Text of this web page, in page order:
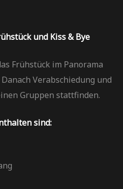
und Kiss & Bye
Frühstück im Panorama
Verabschiedung und
Gruppen stattfinden.
sind: